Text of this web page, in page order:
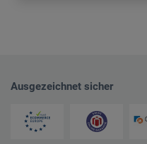
Ausgezeichnet sicher